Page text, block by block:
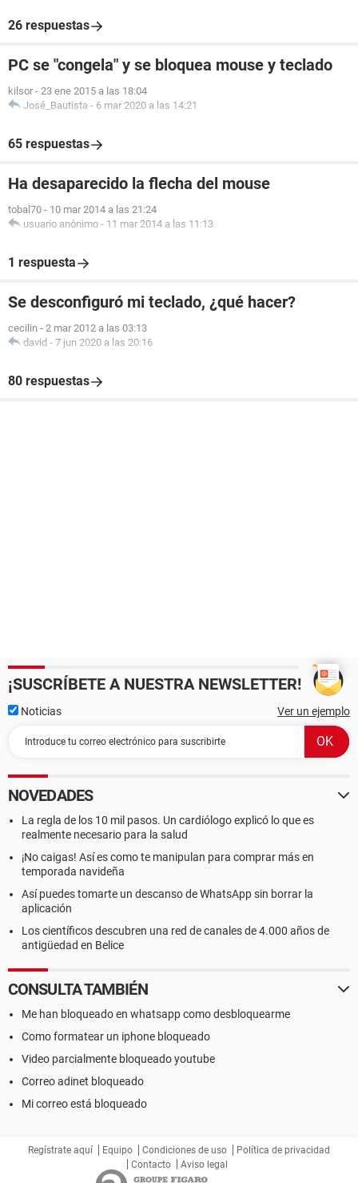
26 respuestas
PC se "congela" y se bloquea mouse y teclado
kilsor - 23 ene 2015 a las 18:04
José_Bautista - 6 mar 2020 a las 14:21
65 respuestas
Ha desaparecido la flecha del mouse
tobal70 - 10 mar 2014 a las 21:24
usuario anónimo - 11 mar 2014 a las 11:13
1 respuesta
Se desconfiguró mi teclado, ¿qué hacer?
cecilin - 2 mar 2012 a las 03:13
david - 7 jun 2020 a las 20:16
80 respuestas
¡SUSCRÍBETE A NUESTRA NEWSLETTER!
Noticias Ver un ejemplo
NOVEDADES
La regla de los 10 mil pasos. Un cardiólogo explicó lo que es
realmente necesario para la salud
¡No caigas! Así es como te manipulan para comprar más en
temporada navideña
Así puedes tomarte un descanso de WhatsApp sin borrar la
aplicación
Los científicos descubren una red de canales de 4.000 años de
antigüedad en Belice
CONSULTA TAMBIÉN
Me han bloqueado en whatsapp como desbloquearme
Como formatear un iphone bloqueado
Video parcialmente bloqueado youtube
Correo adinet bloqueado
Mi correo está bloqueado
Regístrate aquí Equipo Condiciones de uso
Política de privacidad
Contacto
Aviso legal